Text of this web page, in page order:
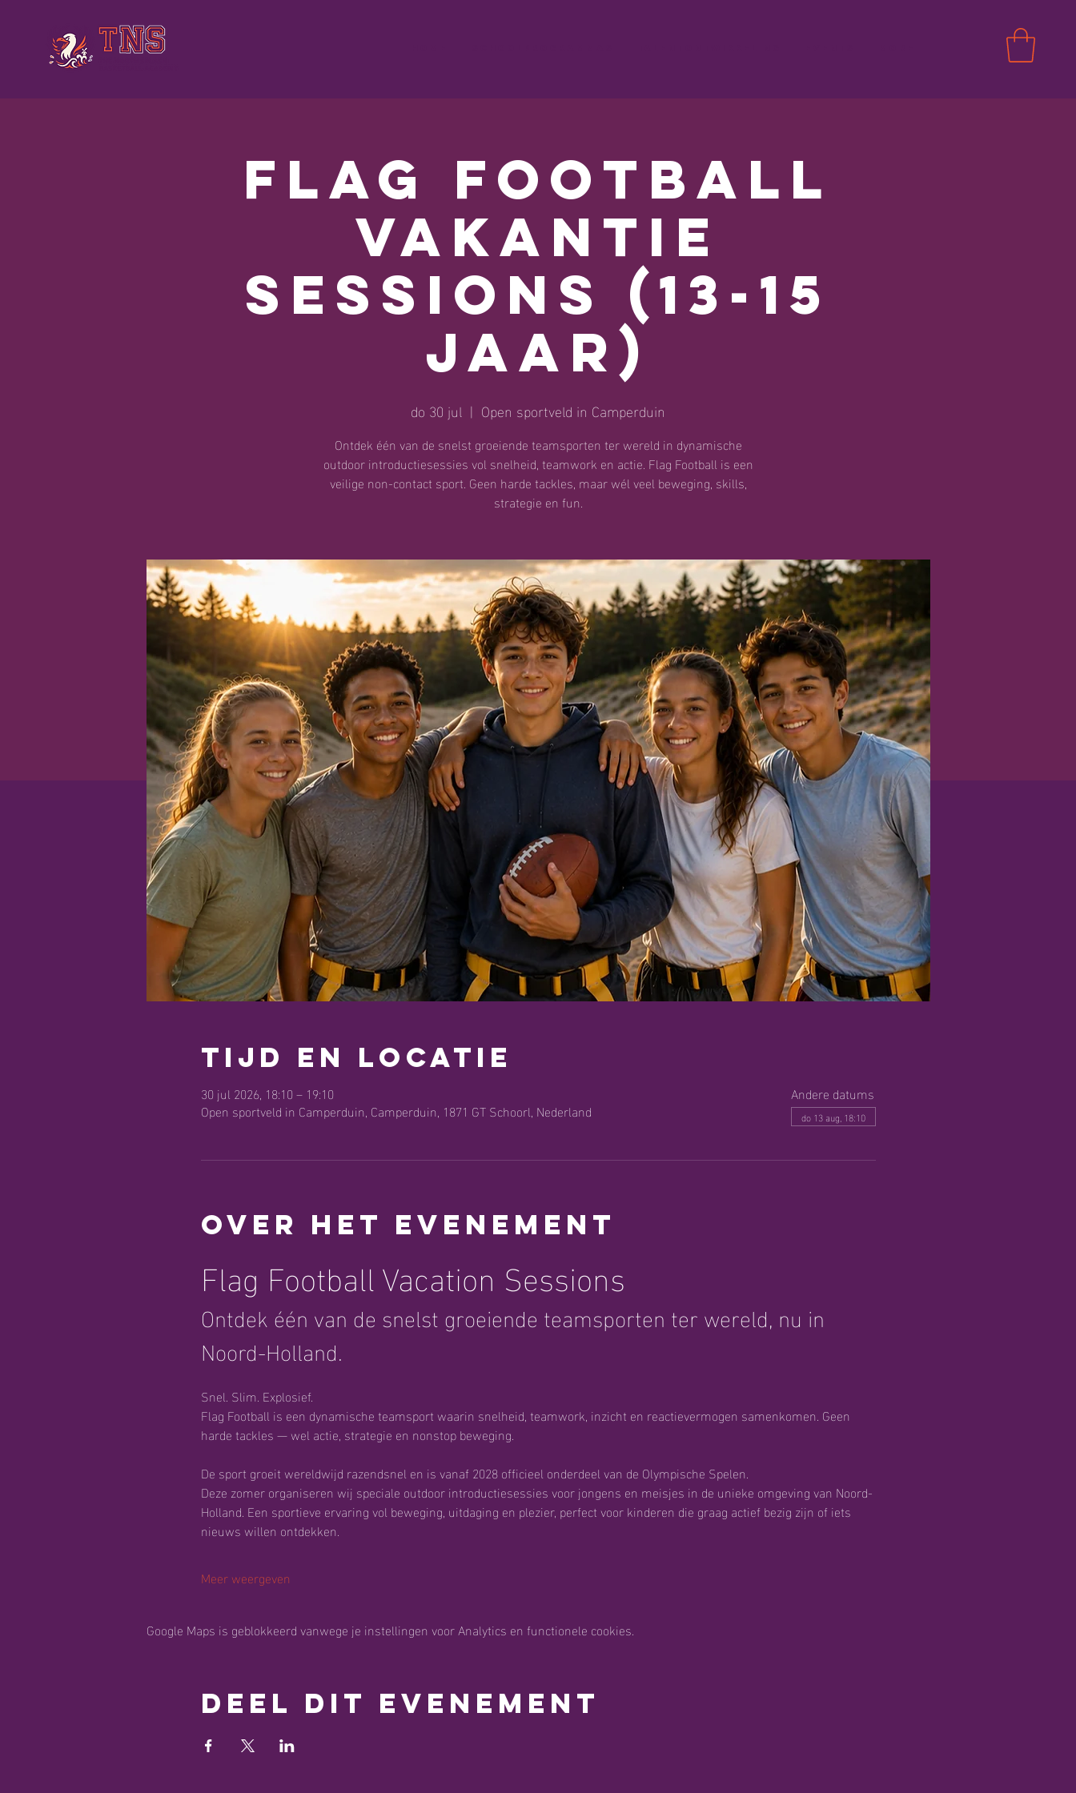
Flag Football
Vakantie
Sessions (13-15
jaar)
do 30 jul
  |
Open sportveld in Camperduin
Ontdek één van de snelst groeiende teamsporten ter wereld in dynamische
outdoor introductiesessies vol snelheid, teamwork en actie. Flag Football is een
veilige non-contact sport. Geen harde tackles, maar wél veel beweging, skills,
strategie en fun.
Tijd en locatie
30 jul 2026, 18:10 – 19:10
Open sportveld in Camperduin, Camperduin, 1871 GT Schoorl, Nederland
Andere datums
do 13 aug, 18:10
Over het evenement
Flag Football Vacation Sessions
Ontdek één van de snelst groeiende teamsporten ter wereld, nu in
Noord-Holland.
Snel. Slim. Explosief.
Flag Football is een dynamische teamsport waarin snelheid, teamwork, inzicht en reactievermogen samenkomen. Geen
harde tackles — wel actie, strategie en nonstop beweging.
De sport groeit wereldwijd razendsnel en is vanaf 2028 officieel onderdeel van de Olympische Spelen.
Deze zomer organiseren wij speciale outdoor introductiesessies voor jongens en meisjes in de unieke omgeving van Noord-
Holland. Een sportieve ervaring vol beweging, uitdaging en plezier, perfect voor kinderen die graag actief bezig zijn of iets
nieuws willen ontdekken.
Meer weergeven
Google Maps is geblokkeerd vanwege je instellingen voor Analytics en functionele cookies.
Deel dit evenement